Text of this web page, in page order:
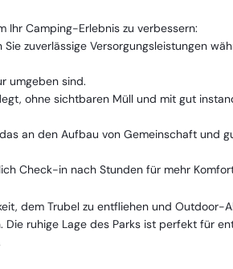
Ihr Camping-Erlebnis zu verbessern:
Sie zuverlässige Versorgungsleistungen
umgeben sind.
ohne sichtbaren Müll und mit gut
an den Aufbau von Gemeinschaft und
Check-in nach Stunden für mehr
dem Trubel zu entfliehen und Outdoor-
ruhige Lage des Parks ist perfekt für